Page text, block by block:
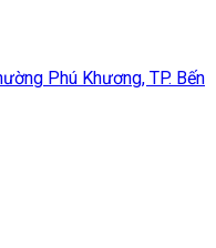
Phú Khương, TP. Bến